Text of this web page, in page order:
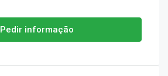
Pedir informação